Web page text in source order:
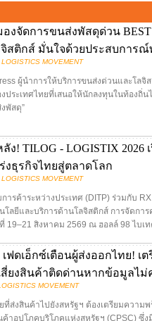
งจัดการขนส่งพัสดุด่วน
จิสติกส์ มั่นใจด้วยประสบกา
MOVEMENT
ผู้นำการให้บริการขนส่งด่วนและโล
ประเทศไทยที่เสนอให้นักลงทุนในท้องถิ่
พัสดุ”
ง! TILOG - LOGISTIX
งธุรกิจไทยสู่ตลาดโลก
MOVEMENT
การค้าระหว่างประเทศ (DITP) ร่วมกับ
โลยีและบริการด้านโลจิสติกส์ การจัดก
19–21 สิงหาคม 2569 ณ ฮอลล์ 98 ไบเ
เฟดเอ็กซ์เตือนผู้ส่งออกไทย!
สี่ยงสินค้าติดด่านหากข้อมูลไม่
MOVEMENT
ที่ส่งสินค้าไปยังสหรัฐฯ ต้องเตรียมควา
าอุปโภคบริโภคแห่งสหรัฐฯ (CPSC) ซึ่